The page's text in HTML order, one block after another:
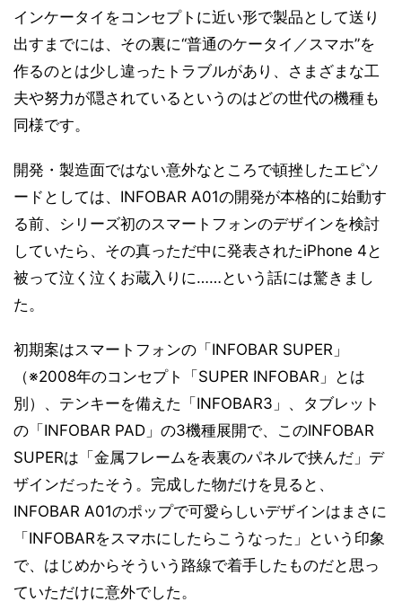
インケータイをコンセプトに近い形で製品として送り
出すまでには、その裏に“普通のケータイ／スマホ”を
作るのとは少し違ったトラブルがあり、さまざまな工
夫や努力が隠されているというのはどの世代の機種も
同様です。
開発・製造面ではない意外なところで頓挫したエピソ
ードとしては、INFOBAR A01の開発が本格的に始動す
る前、シリーズ初のスマートフォンのデザインを検討
していたら、その真っただ中に発表されたiPhone 4と
被って泣く泣くお蔵入りに……という話には驚きまし
た。
初期案はスマートフォンの「INFOBAR SUPER」
（※2008年のコンセプト「SUPER INFOBAR」とは
別）、テンキーを備えた「INFOBAR3」、タブレット
の「INFOBAR PAD」の3機種展開で、このINFOBAR
SUPERは「金属フレームを表裏のパネルで挟んだ」デ
ザインだったそう。完成した物だけを見ると、
INFOBAR A01のポップで可愛らしいデザインはまさに
「INFOBARをスマホにしたらこうなった」という印象
で、はじめからそういう路線で着手したものだと思っ
ていただけに意外でした。